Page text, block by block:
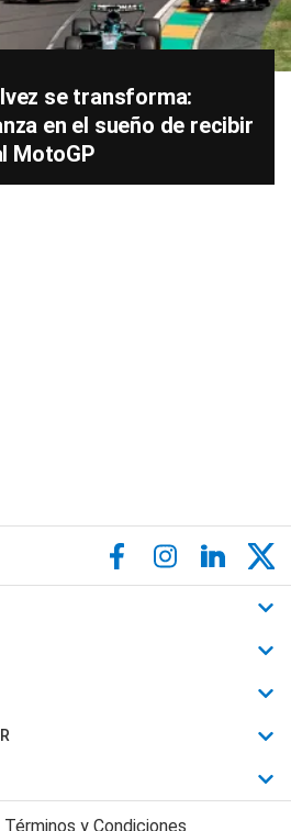
se transforma:
en el sueño de recibir
MotoGP
Términos y Condiciones